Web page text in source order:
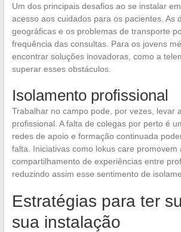
Um dos principais desafios ao se instalar
acesso aos cuidados para os pacientes. As
geográficas e os problemas de transporte
frequência das consultas. Para os jovens
encontrar soluções inovadoras, como a
superar esses obstáculos.
Isolamento profissional
Trabalhar no campo pode, por vezes, levar
profissional. A falta de colegas por perto é
redes de apoio e formação continuada
falta. Iniciativas como lokus care promovem
compartilhamento de experiências entre
reduzindo assim esse sentimento de
Estratégias para ter
sua instalação